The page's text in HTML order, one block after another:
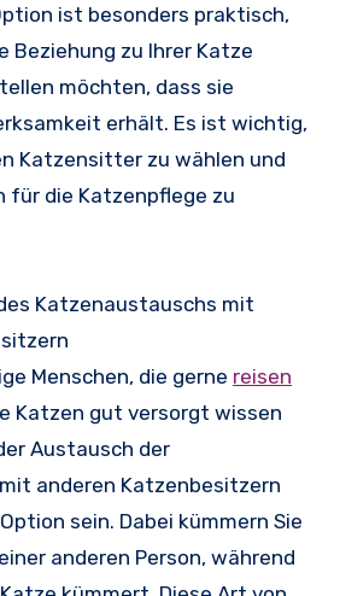
ist besonders praktisch,
Beziehung zu Ihrer Katze
möchten, dass sie
erhält. Es ist wichtig,
Katzensitter zu wählen und
für die Katzenpflege zu
Katzenaustauschs mit
Menschen, die gerne reisen
Katzen gut versorgt wissen
Austausch der
anderen Katzenbesitzern
sein. Dabei kümmern Sie
anderen Person, während